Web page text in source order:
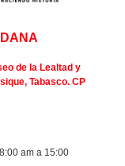
de la Lealtad y
Tabasco. CP
am a 15:00